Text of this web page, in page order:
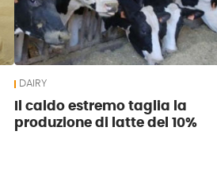
DAIRY
Il caldo estremo taglia la
produzione di latte del 10%